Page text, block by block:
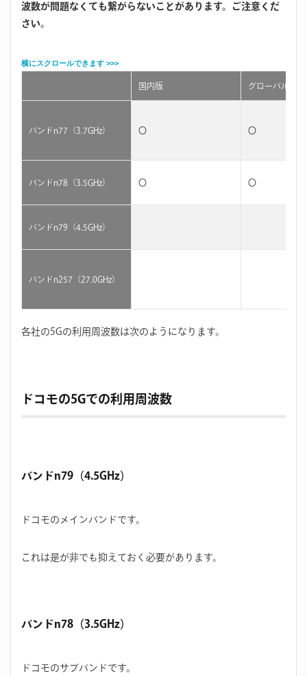
波数が問題なくても繋がらないことがあります。ご注意くだ
さい。
国内版 グローバル版
バンドn77（3.7GHz） 〇 〇
バンドn78（3.5GHz） 〇 〇
バンドn79（4.5GHz）
バンドn257（27.0GHz）
各社の5Gの利用周波数は次のようになります。
ドコモの5Gでの利用周波数
バンドn79（4.5GHz）
ドコモのメインバンドです。
これは是が非でも抑えておく必要があります。
バンドn78（3.5GHz）
ドコモのサブバンドです。